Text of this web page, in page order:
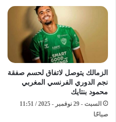
الزمالك يتوصل لاتفاق لحسم صفقة
نجم الدوري الفرنسي المغربي
محمود بنتايك
السبت - 29 نوفمبر - 2025 / 11:51
صباحًا